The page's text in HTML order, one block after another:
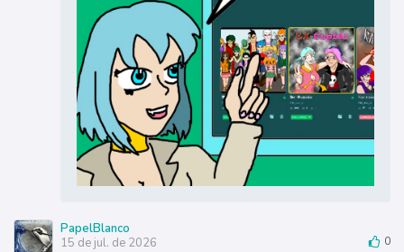
PapelBlanco
15 de jul. de 2026
0